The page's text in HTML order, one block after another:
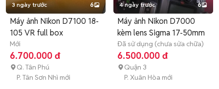
3 ngày trước 6
Máy ảnh Nikon D7100 18-
105 VR full box
Mới
6.700.000 đ
Q. Tân Phú
P. Tân Sơn Nhì mới
4 ngày trước 6
Máy ảnh Nikon D7000
kèm lens Sigma 17-50mm
Đã sử dụng (chưa sửa chữa)
6.500.000 đ
Quận 3
P. Xuân Hòa mới